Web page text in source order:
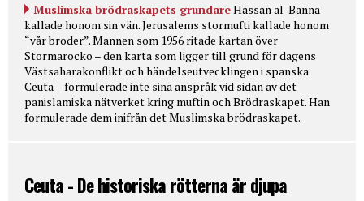
Muslimska brödraskapets grundareHassan al-Banna
kallade honom sin vän. Jerusalems stormufti kallade honom
“vår broder”. Mannen som 1956 ritade kartan över
Stormarocko – den karta som ligger till grund för dagens
Västsaharakonflikt och händelseutvecklingen i spanska
Ceuta – formulerade inte sina anspråk vid sidan av det
panislamiska nätverket kring muftin och Brödraskapet. Han
formulerade dem inifrån det Muslimska brödraskapet.
Ceuta - De historiska rötterna är djupa